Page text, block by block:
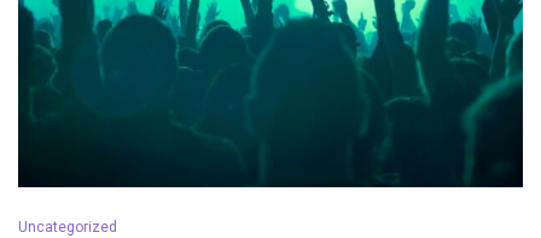
Uncategorized